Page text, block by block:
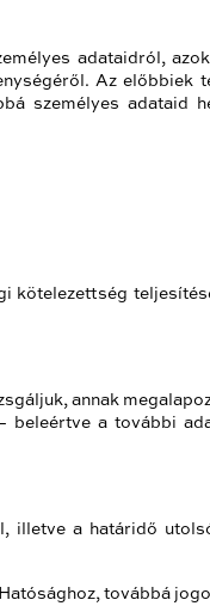
adataidról,
Az előbbiek
személyes adataid
kötelezettség
annak
beleértve a további
illetve a határidő
továbbá